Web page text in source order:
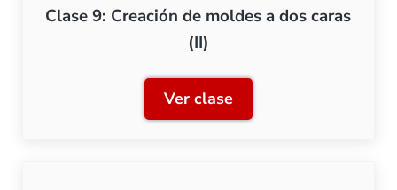
Clase 9: Creación de moldes a dos caras
(II)
Ver claseClase 9: Creación de